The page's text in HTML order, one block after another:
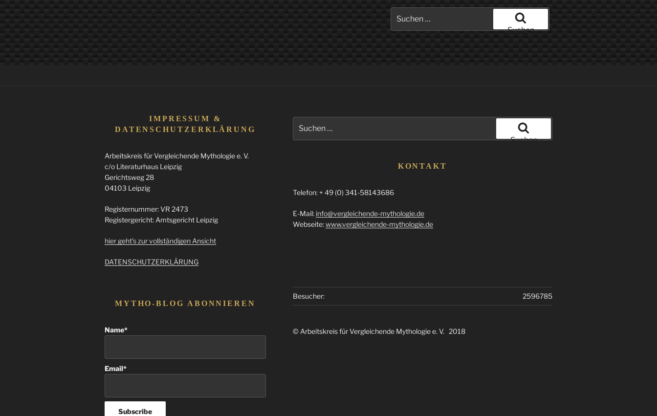
nach:
Suchen
IMPRESSUM &
DATENSCHUTZERKLÄRUNG
Arbeitskreis für Vergleichende Mythologie e. V.
c/o Literaturhaus Leipzig
Gerichtsweg 28
04103 Leipzig
Registernummer: VR 2473
Registergericht: Amtsgericht Leipzig
hier geht’s zur vollständigen Ansicht
DATENSCHUTZERKLÄRUNG
MYTHO-BLOG ABONNIEREN
Name*
Email*
nach:
Suchen
KONTAKT
Telefon: + 49 (0) 341-58143686
E-Mail: info@vergleichende-mythologie.de
Webseite:www.vergleichende-mythologie.de
2596785
Besucher:
© Arbeitskreis für Vergleichende Mythologie e. V. 2018